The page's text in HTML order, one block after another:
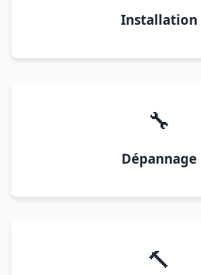
Installation
🔧
Dépannage
🔨